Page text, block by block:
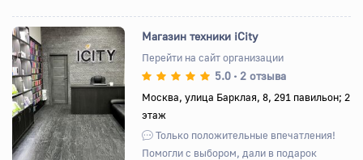
Назад Вперед
Магазин техники iCity
Перейти на сайт организации
5.0 • 2 отзыва
Москва, улица Барклая, 8, 291 павильон; 2
этаж
Только положительные впечатления!
Помогли с выбором, дали в подарок